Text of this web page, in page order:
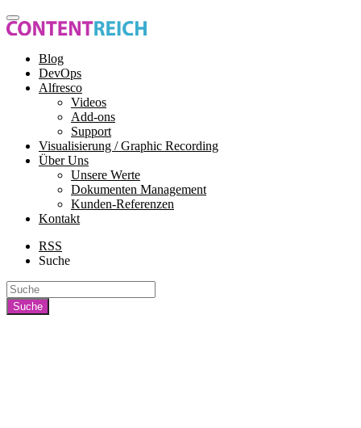
Blog
DevOps
Alfresco
Videos
Add-ons
Support
Visualisierung / Graphic Recording
Über Uns
Unsere Werte
Dokumenten Management
Kunden-Referenzen
Kontakt
RSS
Suche